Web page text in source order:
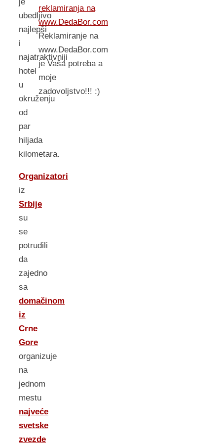
ubedljivo
najlepši
i
najatraktivniji
hotel
u
okruženju
od
par
hiljada
kilometara.
Organizatori
iz
Srbije
su
se
potrudili
da
zajedno
sa
domačinom
iz
Crne
Gore
organizuje
na
jednom
mestu
najveće
svetske
zvezde
reklamiranja na
www.DedaBor.com
Reklamiranje na
www.DedaBor.com
je Vaša potreba a
moje
zadovoljstvo!!! :)